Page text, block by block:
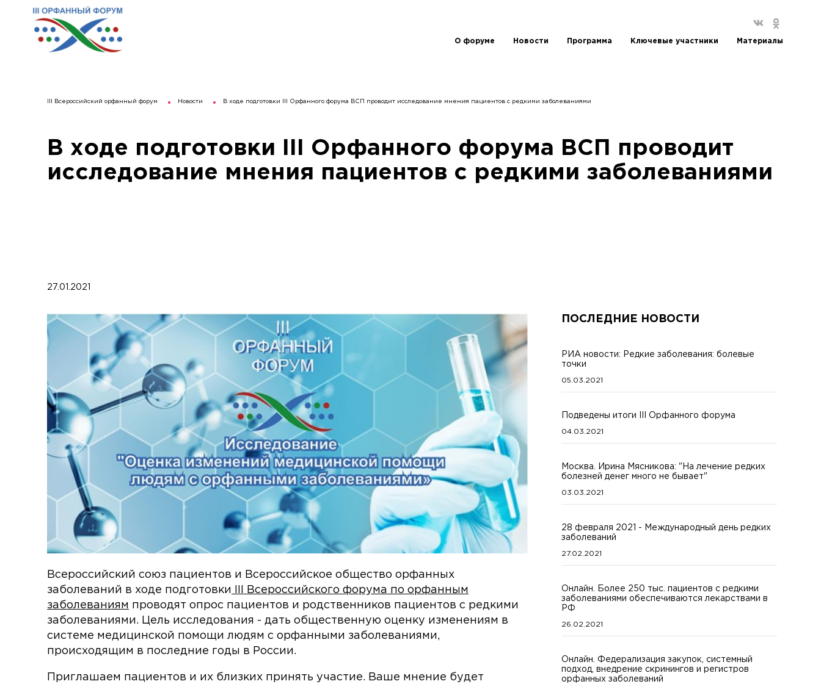
О форуме Новости Программа Ключевые участники Материалы
III Всероссийский орфанный форум Новости В ходе подготовки III Орфанного форума ВСП проводит исследование мнения пациентов с редкими заболеваниями
В ходе подготовки III Орфанного форума ВСП проводит
исследование мнения пациентов с редкими заболеваниями
27.01.2021
Всероссийский союз пациентов и Всероссийское общество орфанных
заболеваний в ходе подготовки III Всероссийского форума по орфанным
заболеваниям проводят опрос пациентов и родственников пациентов с редкими
заболеваниями. Цель исследования - дать общественную оценку изменениям в
системе медицинской помощи людям с орфанными заболеваниями,
происходящим в последние годы в России.
Приглашаем пациентов и их близких принять участие. Ваше мнение будет
ПОСЛЕДНИЕ НОВОСТИ
РИА новости: Редкие заболевания: болевые
точки
05.03.2021
Подведены итоги III Орфанного форума
04.03.2021
Москва. Ирина Мясникова: "На лечение редких
болезней денег много не бывает"
03.03.2021
28 февраля 2021 - Международный день редких
заболеваний
27.02.2021
Онлайн. Более 250 тыс. пациентов с редкими
заболеваниями обеспечиваются лекарствами в
РФ
26.02.2021
Онлайн. Федерализация закупок, системный
подход, внедрение скринингов и регистров
орфанных заболеваний